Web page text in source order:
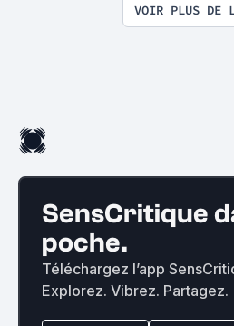
VOIR PLUS DE
SensCritique
poche.
Téléchargez l’app
Explorez. Vibrez. Partagez.